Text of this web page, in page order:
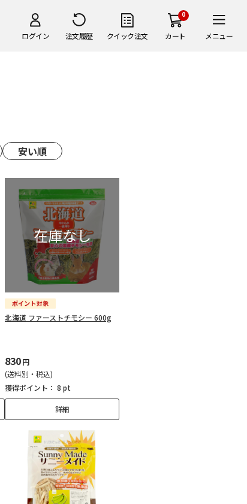
ログイン 注文履歴 クイック注文
0
カート メニュー
安い順
北海道 ファーストチモシー 600g
830円
(送料別・税込)
獲得ポイント： 8 pt
詳細